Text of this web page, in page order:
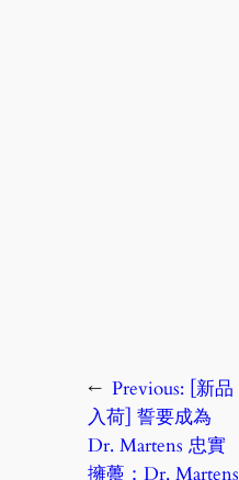
← Previous: [新品
入荷] 誓要成為
Dr. Martens 忠實
擁躉：Dr. Martens